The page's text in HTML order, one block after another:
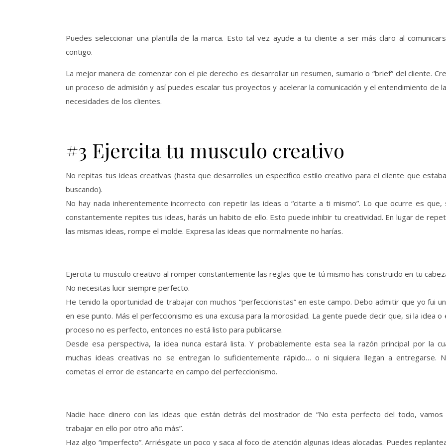
Puedes seleccionar una plantilla de la marca. Esto tal vez ayude a tu cliente a ser más claro al
contigo.
La mejor manera de comenzar con el pie derecho es desarrollar un resumen, sumario o “brief” del cliente.
un proceso de admisión y así puedes escalar tus proyectos y acelerar la comunicación y el entendimiento de
necesidades de los clientes.
#3 Ejercita tu musculo creativo
No repitas tus ideas creativas (hasta que desarrolles un especifico estilo creativo para el cliente que
buscando).
No hay nada inherentemente incorrecto con repetir las ideas o “citarte a ti mismo”. Lo que ocurre es que,
constantemente repites tus ideas, harás un habito de ello. Esto puede inhibir tu creatividad. En lugar de
las mismas ideas, rompe el molde. Expresa las ideas que normalmente no harías.
Ejercita tu musculo creativo al romper constantemente las reglas que te tú mismo has construido en tu
No necesitas lucir siempre perfecto.
He tenido la oportunidad de trabajar con muchos “perfeccionistas” en este campo. Debo admitir que yo fui
en ese punto. Más el perfeccionismo es una excusa para la morosidad. La gente puede decir que, si la idea o
proceso no es perfecto, entonces no está listo para publicarse.
Desde esa perspectiva, la idea nunca estará lista. Y probablemente esta sea la razón principal por la
muchas ideas creativas no se entregan lo suficientemente rápido… o ni siquiera llegan a entregarse.
cometas el error de estancarte en campo del perfeccionismo.
Nadie hace dinero con las ideas que están detrás del mostrador de “No esta perfecto del todo, vamos
trabajar en ello por otro año más”.
Haz algo “imperfecto”. Arriésgate un poco y saca al foco de atención algunas ideas alocadas. Puedes